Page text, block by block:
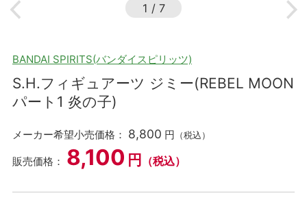
1 / 7
BANDAI SPIRITS(バンダイスピリッツ)
S.H.フィギュアーツ ジミー(REBEL MOON
パート1 炎の子)
メーカー希望小売価格： 8,800 円 （税込）
販売価格： 8,100 円 （税込）